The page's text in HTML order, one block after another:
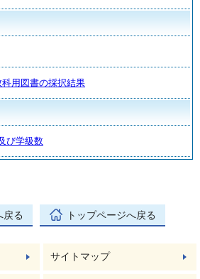
用図書の採択結果
び学級数
戻る トップページへ戻る
サイトマップ